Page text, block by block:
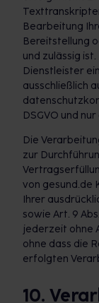
Bearbeitung
Bereitstellung
und zulässig
Dienstleister
ausschließlich
DSGVO und
Die
zur
von gesund.de
Ihrer
sowie Art. 9
jederzeit ohne
ohne dass die
erfolgten
10.